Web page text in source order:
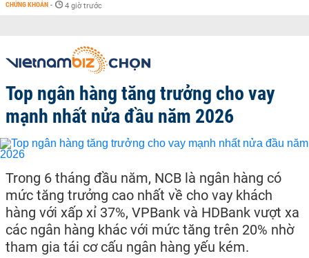
CHỨNG KHOÁN - 4 giờ trước
Top ngân hàng tăng trưởng cho vay
mạnh nhất nửa đầu năm 2026
Trong 6 tháng đầu năm, NCB là ngân hàng có
mức tăng trưởng cao nhất về cho vay khách
hàng với xấp xỉ 37%, VPBank và HDBank vượt xa
các ngân hàng khác với mức tăng trên 20% nhờ
tham gia tái cơ cấu ngân hàng yếu kém.